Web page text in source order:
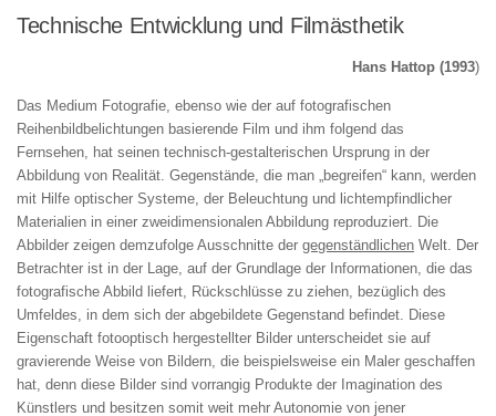
Technische Entwicklung und Filmästhetik
Hans Hattop (1993)
Das Medium Fotografie, ebenso wie der auf fotografischen
Reihenbildbelichtungen basierende Film und ihm folgend das
Fernsehen, hat seinen technisch-gestalterischen Ursprung in der
Abbildung von Realität. Gegenstände, die man „begreifen“ kann, werden
mit Hilfe optischer Systeme, der Beleuchtung und lichtempfindlicher
Materialien in einer zweidimensionalen Abbildung reproduziert. Die
Abbilder zeigen demzufolge Ausschnitte der gegenständlichen Welt. Der
Betrachter ist in der Lage, auf der Grundlage der Informationen, die das
fotografische Abbild liefert, Rückschlüsse zu ziehen, bezüglich des
Umfeldes, in dem sich der abgebildete Gegenstand befindet. Diese
Eigenschaft fotooptisch hergestellter Bilder unterscheidet sie auf
gravierende Weise von Bildern, die beispielsweise ein Maler geschaffen
hat, denn diese Bilder sind vorrangig Produkte der Imagination des
Künstlers und besitzen somit weit mehr Autonomie von jener